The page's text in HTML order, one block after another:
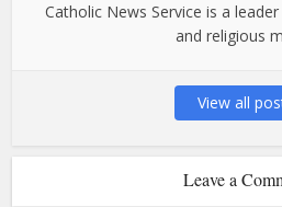
Catholic News Service is a
and religious
View all
Leave a